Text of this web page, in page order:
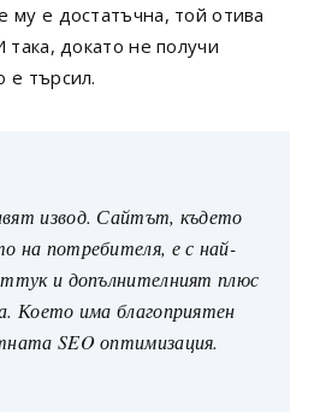
му е достатъчна, той отива
докато не получи
е търсил.
извод. Сайтът, където
на потребителя, е с най-
и допълнителният плюс
Което има благоприятен
SEO оптимизация.